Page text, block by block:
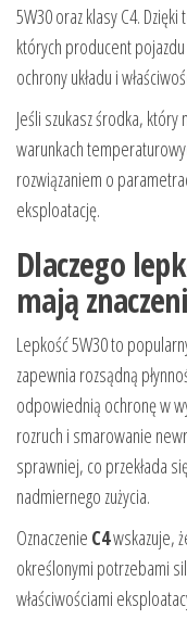
5W30 oraz klasy C4.
których producent
ochrony układu i
Jeśli szukasz środka,
warunkach
rozwiązaniem o
eksploatację.
Dlaczego
mają
Lepkość 5W30 to
zapewnia rozsądną
odpowiednią ochronę w
rozruch i smarowanie
sprawniej, co przekłada
nadmiernego zużycia.
Oznaczenie C4wskazuje,
określonymi potrzebami
właściwościami